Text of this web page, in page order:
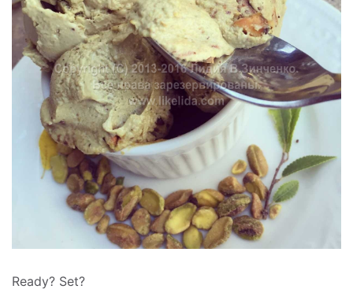
Ready? Set?